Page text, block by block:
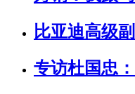
比亚迪高级
专访杜国忠